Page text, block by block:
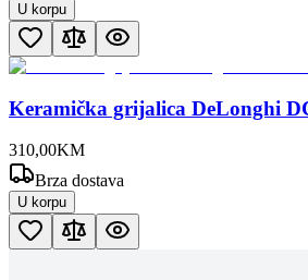
U korpu
Keramička grijalica DeLonghi
310,00KM
Brza dostava
U korpu